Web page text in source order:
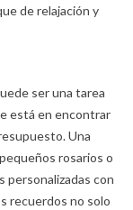
de relajación y
ser una tarea
está en encontrar
Una
rosarios o
personalizadas con
recuerdos no solo